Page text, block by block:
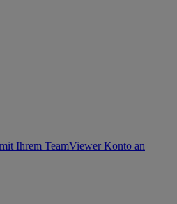
Ihrem TeamViewer Konto an